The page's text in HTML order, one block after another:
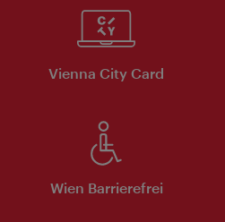
Vienna City Card
Wien Barrierefrei